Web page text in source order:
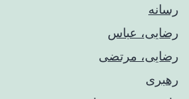
رسانه
رضایی، عباس
رضایی، مرتضی
رهبری